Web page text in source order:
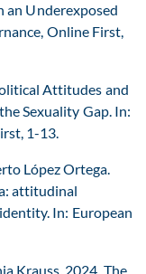
an Underexposed
Online First,
Attitudes and
Sexuality Gap. In:
1-13.
López Ortega.
attitudinal
In: European
Krauss. 2024. The